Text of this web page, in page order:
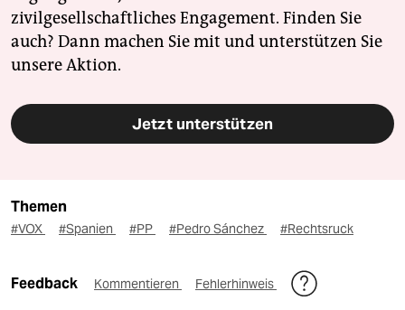
zivilgesellschaftliches Engagement. Finden Sie
auch? Dann machen Sie mit und unterstützen Sie
unsere Aktion.
Jetzt unterstützen
Themen
#VOX #Spanien #PP #Pedro Sánchez #Rechtsruck
Feedback Kommentieren Fehlerhinweis